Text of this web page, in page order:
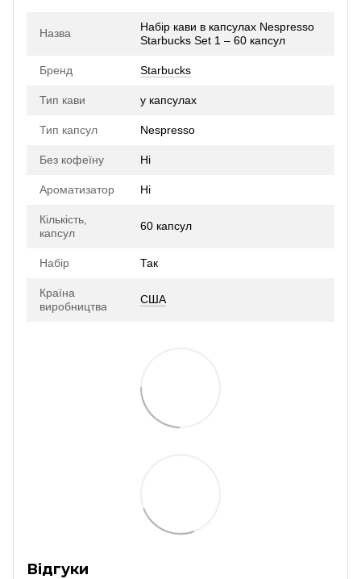
Назва
Набір кави в капсулах Nespresso
Starbucks Set 1 – 60 капсул
Бренд Starbucks
Тип кави у капсулах
Тип капсул Nespresso
Без кофеїну Ні
Ароматизатор Ні
Кількість,
капсул
60 капсул
Набір Так
Країна
виробництва
США
Відгуки